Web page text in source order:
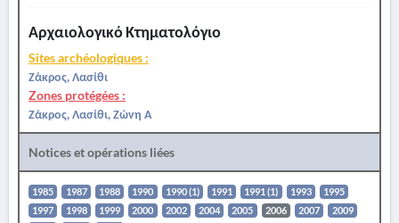
Αρχαιολογικό Κτηματολόγιο
Sites archéologiques :
Ζάκρος, Λασίθι
Zones protégées :
Ζάκρος, Λασίθι, Ζώνη Α
Notices et opérations liées
1985 1987 1988 1990 1990 (1) 1991 1991 (1) 1993
1995
1997
1998 1999 2000 2002 2004 2005 2006 2007
2009